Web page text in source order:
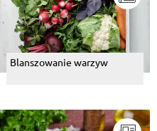
Blanszowanie warzyw